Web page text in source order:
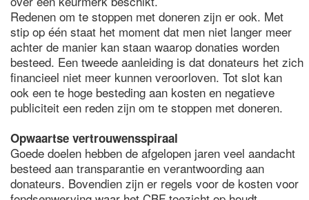
Redenen om te stoppen met doneren zijn er ook. Met
stip op één staat het moment dat men niet langer meer
achter de manier kan staan waarop donaties worden
besteed. Een tweede aanleiding is dat donateurs het zich
financieel niet meer kunnen veroorloven. Tot slot kan
ook een te hoge besteding aan kosten en negatieve
publiciteit een reden zijn om te stoppen met doneren.
Opwaartse vertrouwensspiraal
Goede doelen hebben de afgelopen jaren veel aandacht
besteed aan transparantie en verantwoording aan
donateurs. Bovendien zijn er regels voor de kosten voor